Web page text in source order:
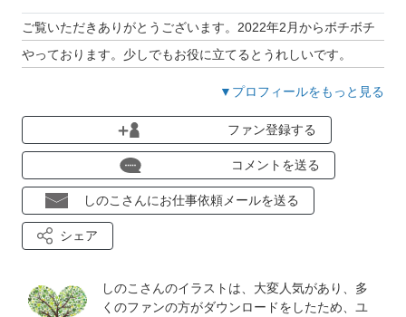
ご覧いただきありがとうございます。2022年2月からボチボチ
やっております。少しでもお役に立てるとうれしいです。
▼プロフィールをもっと見る
ファン登録する
コメントを送る
しのこさんにお仕事依頼メールを送る
シェア
しのこさんのイラストは、大変人気があり、多
くのファンの方がダウンロードをしたため、ユ